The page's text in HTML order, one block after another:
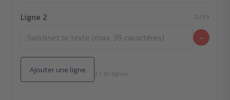
Ligne 2 0/39
−
Ajouter une ligne 2 / 10 lignes